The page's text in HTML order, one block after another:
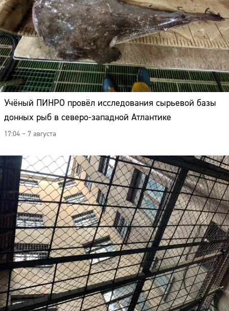
Учёный ПИНРО провёл исследования сырьевой базы
донных рыб в северо-западной Атлантике
17:04 – 7 августа